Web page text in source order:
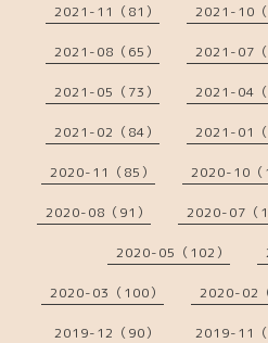
2021-11（81） 2021-10（
2021-08（65） 2021-07（
2021-05（73） 2021-04（
2021-02（84） 2021-01（
2020-11（85） 2020-10（
2020-08（91） 2020-07（
2020-05（102）
2020-03（100） 2020-02
2019-12（90） 2019-11（